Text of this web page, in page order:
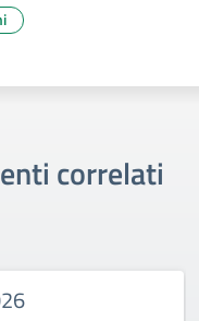
correlati